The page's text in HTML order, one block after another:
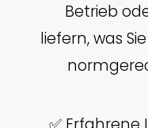
Betrieb
liefern, was